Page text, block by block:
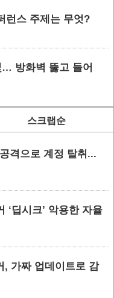
런스 주제는 무엇?
방화벽 뚫고 들어
스크랩순
격으로 계정 탈취...
‘딥시크’ 악용한 자율
, 가짜 업데이트로 감